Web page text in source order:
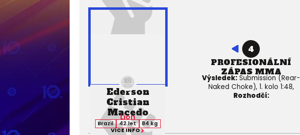
Ederson
Cristian
Macedo
Lion
Brazil 42 let
84 kg
VÍCE INFO
4
PROFESIONÁLNÍ
ZÁPAS MMA
Výsledek: Submission (Rear-
Naked Choke), 1. kolo 1:48,
Rozhodčí: